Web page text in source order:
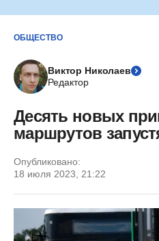
ОБЩЕСТВО
Виктор Николаев
Редактор
Десять новых
маршрутов
Опубликовано:
18 июля 2023, 21:22